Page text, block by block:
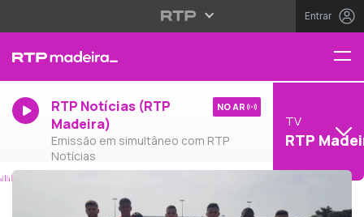
Entrar
RTP Notícias (RTP
Madeira)
Emissão em simultâneo com RTP
Notícias
NO AR
TV
RTP